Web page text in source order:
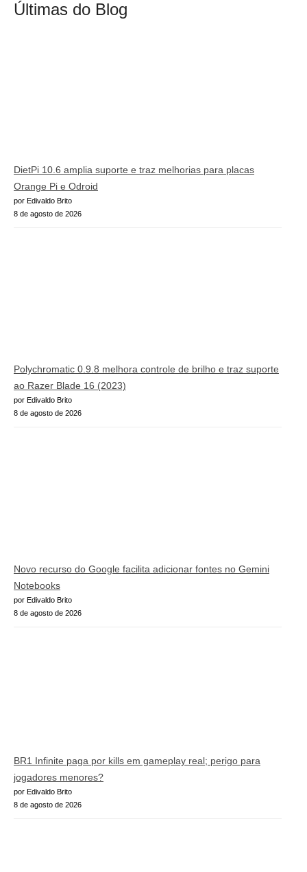
Últimas do Blog
DietPi 10.6 amplia suporte e traz melhorias para placas
Orange Pi e Odroid
por Edivaldo Brito
8 de agosto de 2026
Polychromatic 0.9.8 melhora controle de brilho e traz suporte
ao Razer Blade 16 (2023)
por Edivaldo Brito
8 de agosto de 2026
Novo recurso do Google facilita adicionar fontes no Gemini
Notebooks
por Edivaldo Brito
8 de agosto de 2026
BR1 Infinite paga por kills em gameplay real; perigo para
jogadores menores?
por Edivaldo Brito
8 de agosto de 2026